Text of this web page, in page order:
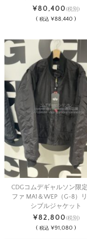
¥80,400(税別)
(税込 ¥88,440 )
CDGコムデギャルソン限
ファ MA1＆WEP（G-8）
シブルジャケット
¥82,800(税別)
(税込 ¥91,080 )